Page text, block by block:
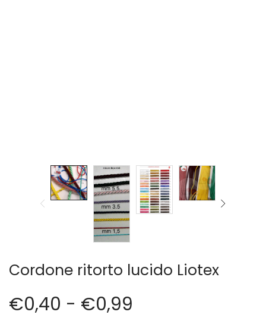
Cordone ritorto lucido Liotex
€0,40 - €0,99